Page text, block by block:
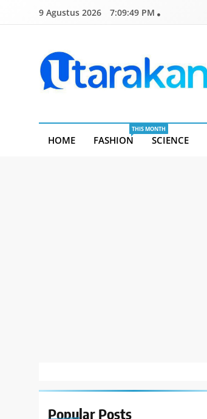
9 Agustus 2026 7:09:50 PM
HOME FASHION
THIS MONTH
SCIENCE
Popular Posts